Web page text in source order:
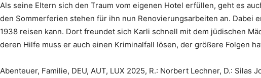
Als seine Eltern sich den Traum vom eigenen Hotel erfüllen, geht es
den Sommerferien stehen für ihn nun Renovierungsarbeiten an. Dabei
1938 reisen kann. Dort freundet sich Karli schnell mit dem jüdischen
deren Hilfe muss er auch einen Kriminalfall lösen, der größere Folgen
Abenteuer, Familie, DEU, AUT, LUX 2025, R.: Norbert Lechner, D.: Silas